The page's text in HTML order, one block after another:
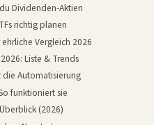
Dividenden-Aktien
richtig planen
Vergleich 2026
Liste & Trends
Automatisierung
funktioniert sie
(2026)